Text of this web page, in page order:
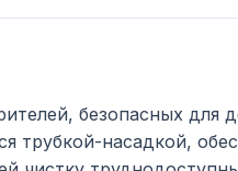
безопасных для
трубкой-насадкой,